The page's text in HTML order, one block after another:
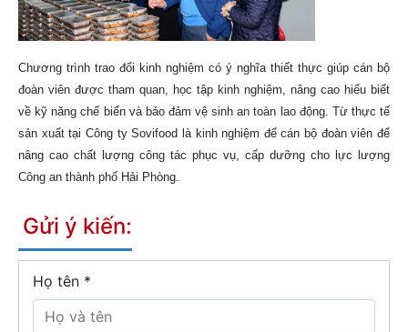
Chương trình trao đổi kinh nghiệm có ý nghĩa thiết thực giúp cán bộ
đoàn viên được tham quan, học tập kinh nghiệm, nâng cao hiểu biết
về kỹ năng chế biến và bảo đảm vệ sinh an toàn lao động. Từ thực tế
sản xuất tại Công ty Sovifood là kinh nghiệm để cán bộ đoàn viên để
nâng cao chất lượng công tác phục vụ, cấp dưỡng cho lực lượng
Công an thành phố Hải Phòng.
Gửi ý kiến:
Họ tên *